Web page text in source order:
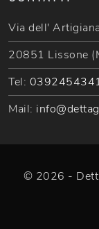
Via dell'
20851 Lissone
Tel:
Mail:
© 2026 -